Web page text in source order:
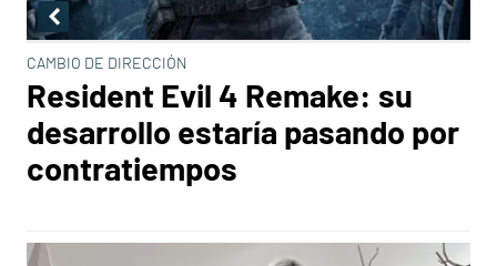
CAMBIO DE DIRECCIÓN
Resident Evil 4 Remake: su
desarrollo estaría pasando por
contratiempos